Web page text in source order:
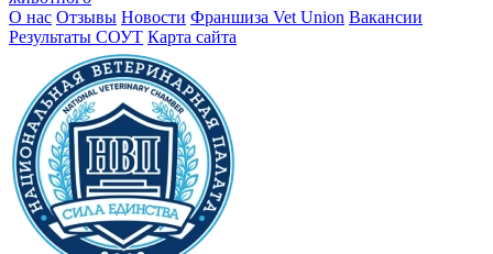
О нас Отзывы Новости Франшиза Vet Union Вакансии
Результаты СОУТ Карта сайта